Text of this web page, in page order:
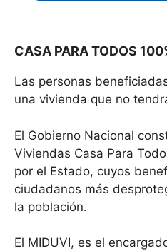
CASA PARA TODOS
Las personas
una vivienda que no
El Gobierno Nacional
Viviendas Casa Para
por el Estado, cuyos
ciudadanos más
la población.
El MIDUVI, es el